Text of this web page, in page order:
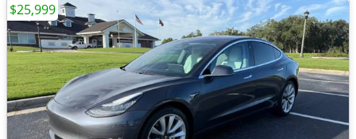
$25,999